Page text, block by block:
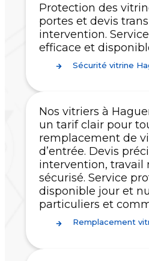
Protection des
portes et devis
intervention.
efficace et
Sécurité vitrine
Nos vitriers à
un tarif clair pour
remplacement de
d’entrée. Devis
intervention, travail
sécurisé. Service
disponible jour et
particuliers et
Remplacement